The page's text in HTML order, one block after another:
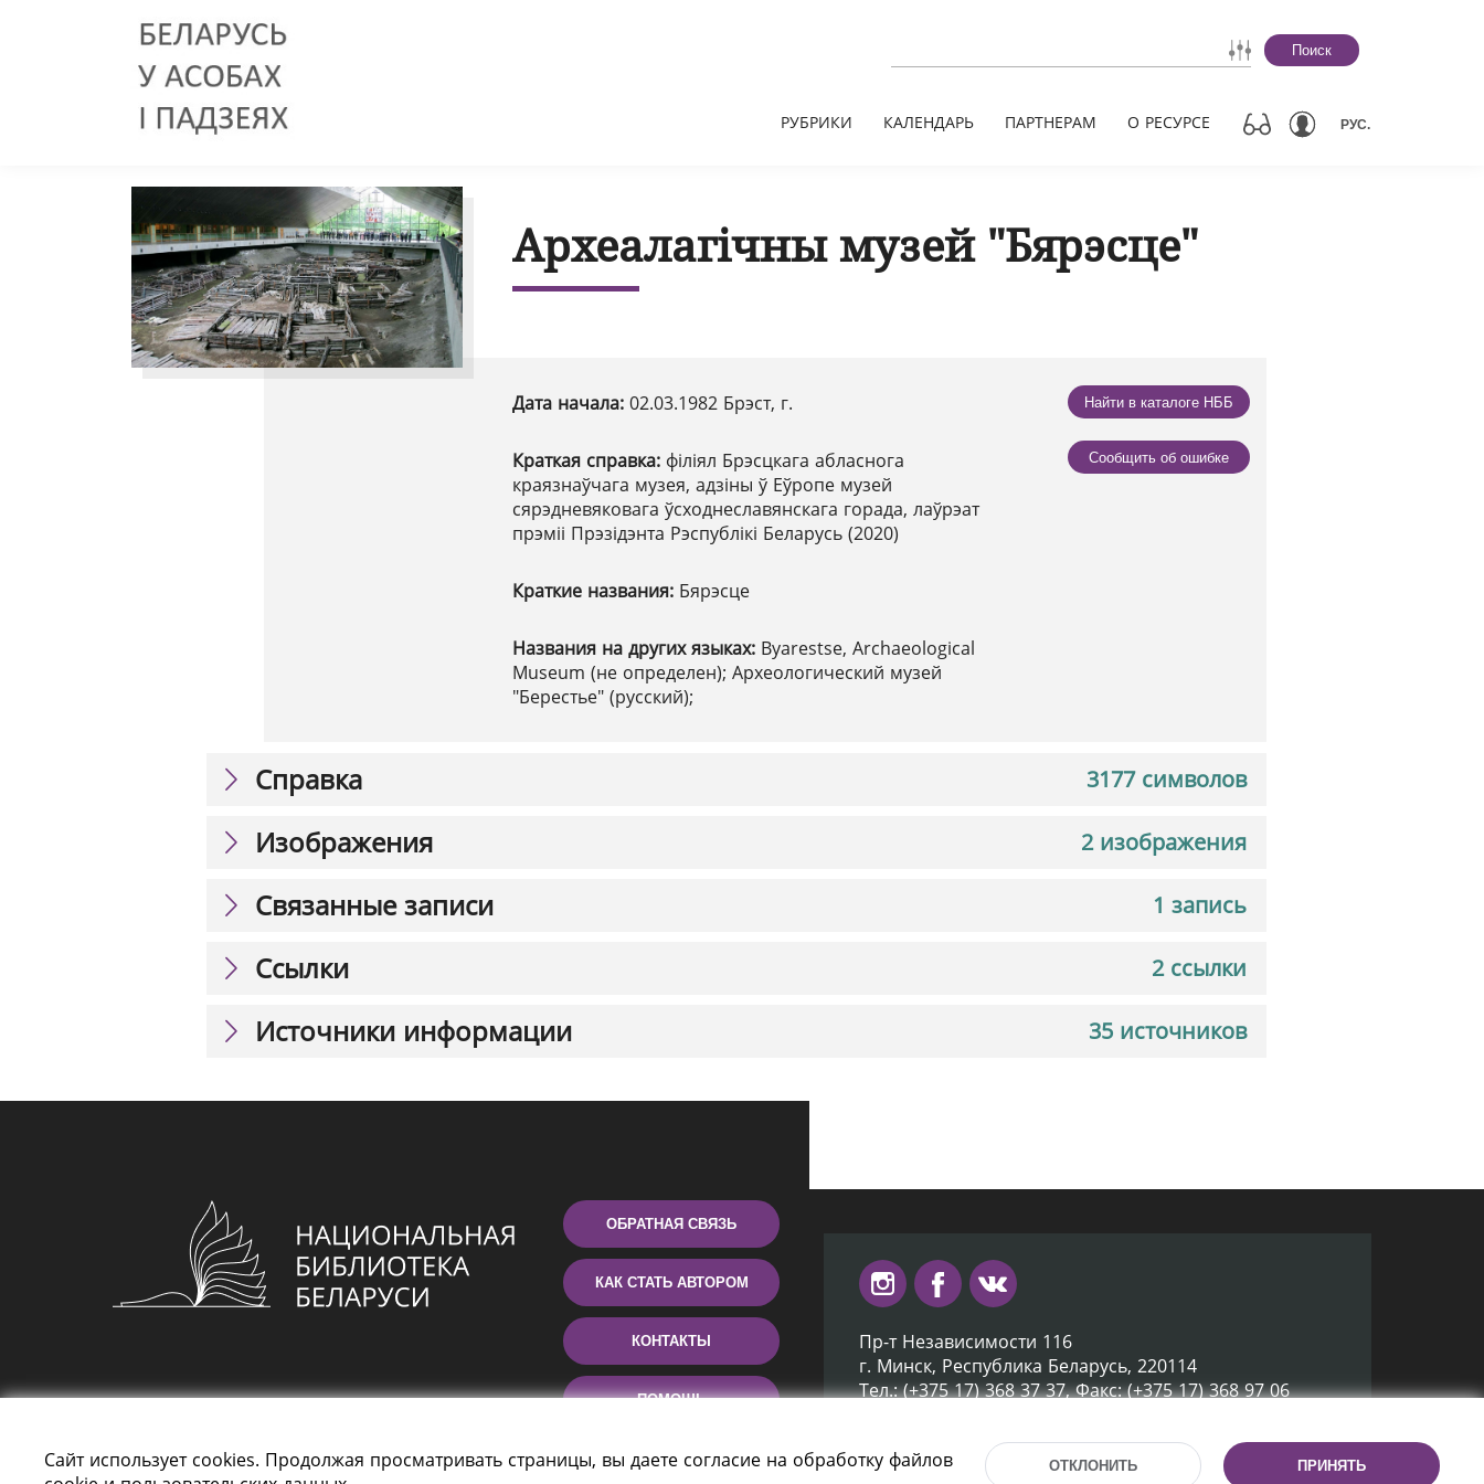
Поиск
РУБРИКИ КАЛЕНДАРЬ ПАРТНЕРАМ О РЕСУРСЕ РУС.
Археалагічны музей "Бярэсце"
Дата начала: 02.03.1982 Брэст, г.
Краткая справка: філіял Брэсцкага абласнога
краязнаўчага музея, адзіны ў Еўропе музей
сярэдневяковага ўсходнеславянскага горада, лаўрэат
прэміі Прэзідэнта Рэспублікі Беларусь (2020)
Краткие названия: Бярэсце
Названия на других языках: Byarestse, Archaeological
Museum (не определен); Археологический музей
"Берестье" (русский);
Найти в каталоге НББ
Сообщить об ошибке
3177 символов
Справка
2 изображения
Изображения
1 запись
Связанные записи
2 ссылки
Ссылки
35 источников
Источники информации
ОБРАТНАЯ СВЯЗЬ
КАК СТАТЬ АВТОРОМ
КОНТАКТЫ
ПОМОЩЬ
Пр-т Независимости 116
г. Минск, Республика Беларусь, 220114
Тел.: (+375 17) 368 37 37, Факс: (+375 17) 368 97 06
Сайт использует cookies. Продолжая просматривать страницы, вы даете согласие на обработку файлов
ОТКЛОНИТЬ ПРИНЯТЬ